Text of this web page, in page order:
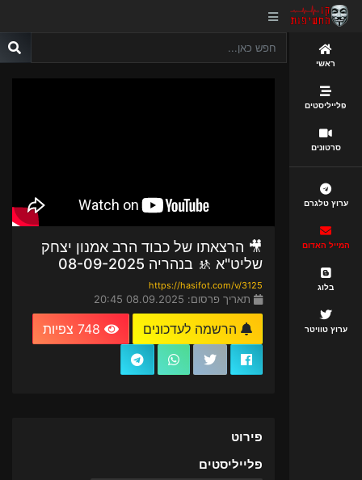
ראשי
פלייליסטים
סרטונים
ערוץ טלגרם
המייל האדום
בלוג
ערוץ טוויטר
🎥 הרצאתו של כבוד הרב אמנון יצחק
שליט"א 🚸 בנהריה 08-09-2025
https://hasifot.com/v/3125
תאריך פרסום: 08.09.2025 20:45
הרשמה לעדכונים
פירוט
פלייליסטים